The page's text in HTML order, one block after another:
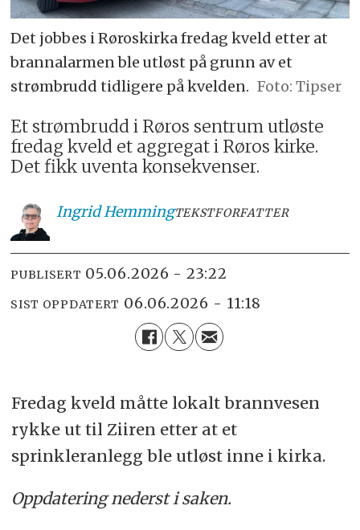
Det jobbes i Røroskirka fredag kveld etter at
brannalarmen ble utløst på grunn av et
strømbrudd tidligere på kvelden.
Tipser
Et strømbrudd i Røros sentrum utløste
fredag kveld et aggregat i Røros kirke.
Det fikk uventa konsekvenser.
IngridHemmingTEKSTFORFATTER
PUBLISERT 05.06.2026 - 23:22
SIST OPPDATERT 06.06.2026 - 11:18
Fredag kveld måtte lokalt brannvesen
rykke ut til Ziiren etter at et
sprinkleranlegg ble utløst inne i kirka.
Oppdatering nederst i saken.